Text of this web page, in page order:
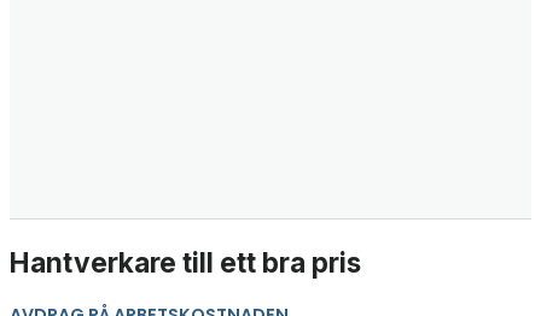
Hantverkare till ett bra pris